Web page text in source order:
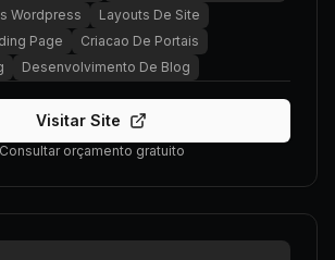
Wordpress
Layouts De Site
Page
Criacao De Portais
Desenvolvimento De Blog
Visitar Site
Consultar orçamento gratuito